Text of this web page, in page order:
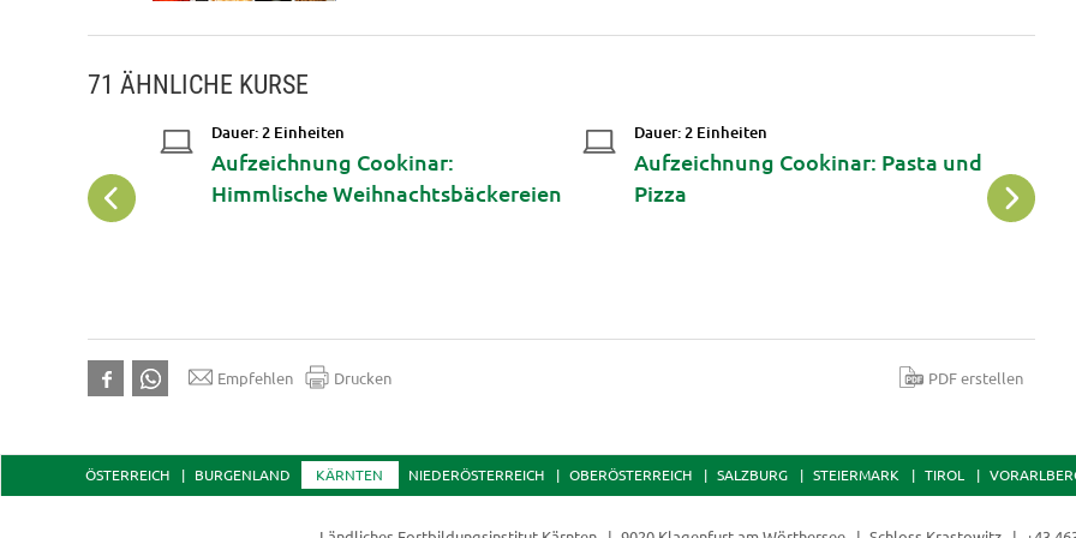
71 ÄHNLICHE KURSE
Dauer: 2 Einheiten
Aufzeichnung Cookinar:
Himmlische Weihnachtsbäckereien
Dauer: 2 Einheiten
Aufzeichnung Cookinar: Pasta und
Pizza
Empfehlen Drucken PDF erstellen
ÖSTERREICH BURGENLAND KÄRNTEN NIEDERÖSTERREICH OBERÖSTERREICH SALZBURG STEIERMARK TIROL